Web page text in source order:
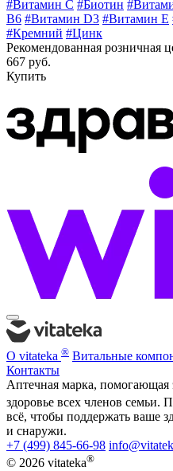
#Витамин C #Биотин
B6 #Витамин D3 #Витамин E
#Кремний #Цинк
Рекомендованная розничная
667 руб.
Купить
О vitateka ® Витальные
Контакты
Аптечная марка,
здоровье всех членов семьи.
всё, чтобы поддержать ваше
и снаружи.
+7 (499) 845-66-98
© 2026 vitateka®